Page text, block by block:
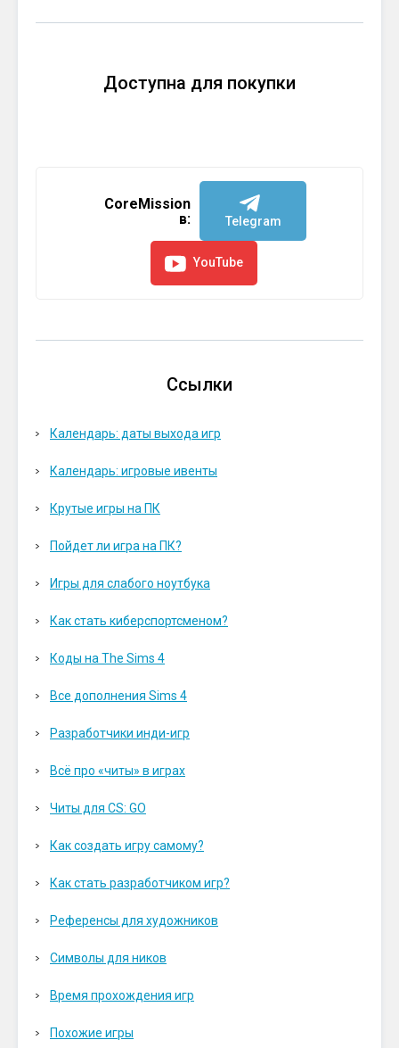
Доступна для покупки
CoreMission
в:
Telegram
YouTube
Ссылки
Календарь: даты выхода игр
Календарь: игровые ивенты
Крутые игры на ПК
Пойдет ли игра на ПК?
Игры для слабого ноутбука
Как стать киберспортсменом?
Коды на The Sims 4
Все дополнения Sims 4
Разработчики инди-игр
Всё про «читы» в играх
Читы для CS: GO
Как создать игру самому?
Как стать разработчиком игр?
Референсы для художников
Символы для ников
Время прохождения игр
Похожие игры